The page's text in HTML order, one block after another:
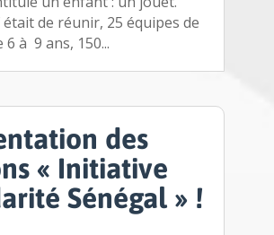
était de réunir, 25 équipes de
6 à 9 ans, 150...
des
« Initiative
Sénégal » !